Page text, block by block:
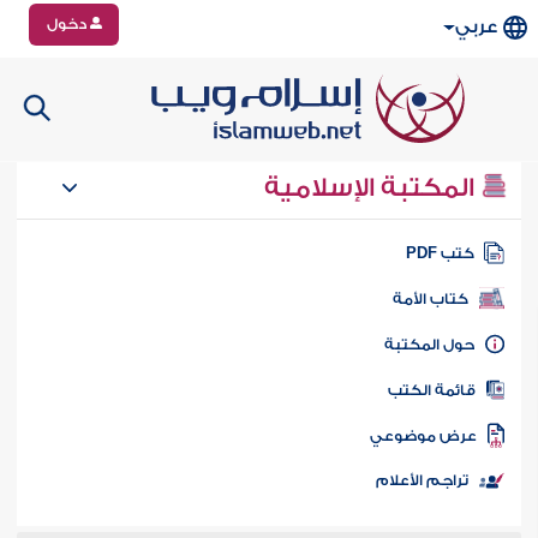
عربي دخول
المكتبة الإسلامية
كتب PDF
كتاب الأمة
المكتبة
الكتب
موضوعي